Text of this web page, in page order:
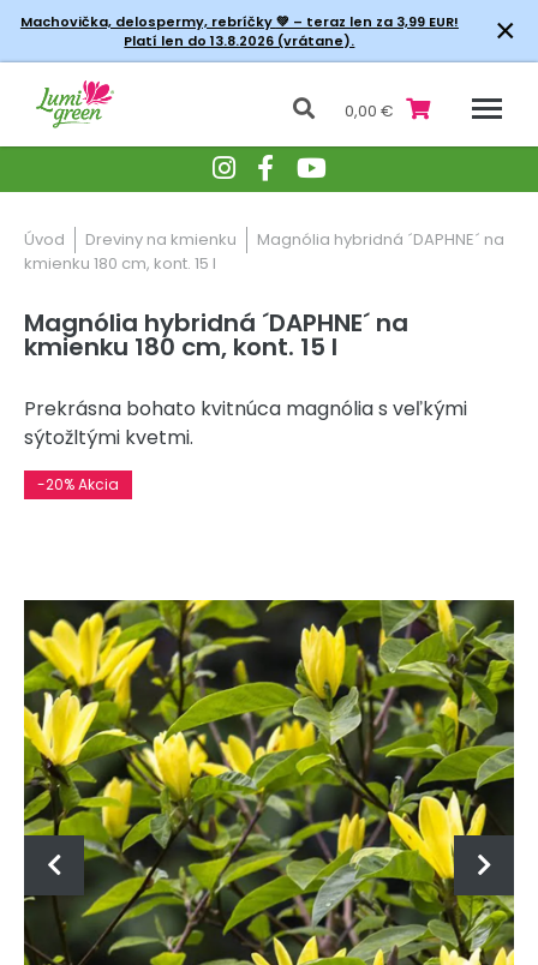
Machovička, delospermy, rebríčky💚 – teraz len za 3,99 EUR!
Platí len do 13.8.2026 (vrátane).
×
0,00 €
Úvod Dreviny na kmienku
Magnólia hybridná ´DAPHNE´ na
kmienku 180 cm, kont. 15 l
Magnólia hybridná ´DAPHNE´ na
kmienku 180 cm, kont. 15 l
Prekrásna bohato kvitnúca magnólia s veľkými
sýtožltými kvetmi.
-20% Akcia